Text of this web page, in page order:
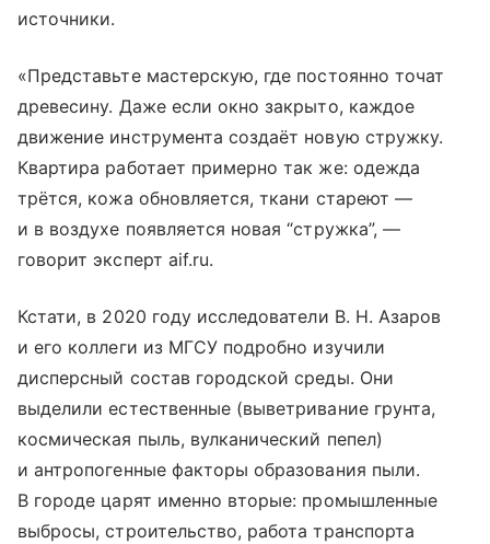
источники.
«Представьте мастерскую, где постоянно точат
древесину. Даже если окно закрыто, каждое
движение инструмента создаёт новую стружку.
Квартира работает примерно так же: одежда
трётся, кожа обновляется, ткани стареют —
и в воздухе появляется новая “стружка”, —
говорит эксперт aif.ru.
Кстати, в 2020 году исследователи В. Н. Азаров
и его коллеги из МГСУ подробно изучили
дисперсный состав городской среды. Они
выделили естественные (выветривание грунта,
космическая пыль, вулканический пепел)
и антропогенные факторы образования пыли.
В городе царят именно вторые: промышленные
выбросы, строительство, работа транспорта